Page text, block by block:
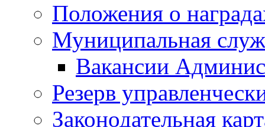
Положения о
Муниципальная
Вакансии
Резерв
Законодательная